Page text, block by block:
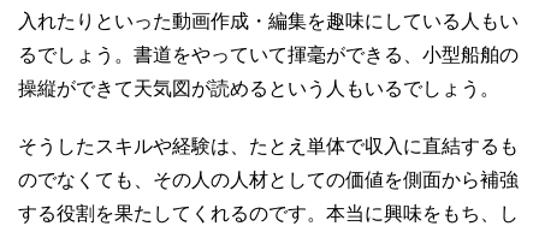
入れたりといった動画作成・編集を趣味にしている人もい
るでしょう。書道をやっていて揮毫ができる、小型船舶の
操縦ができて天気図が読めるという人もいるでしょう。
そうしたスキルや経験は、たとえ単体で収入に直結するも
のでなくても、その人の人材としての価値を側面から補強
する役割を果たしてくれるのです。本当に興味をもち、し